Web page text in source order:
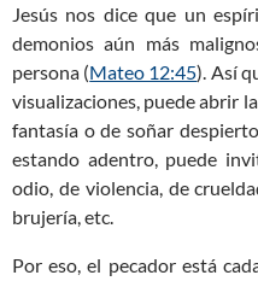
Jesús nos dice que un
demonios aún más
persona (Mateo 12:45). Así
visualizaciones, puede abrir
fantasía o de soñar
estando adentro, puede
odio, de violencia, de
brujería, etc.
Por eso, el pecador está